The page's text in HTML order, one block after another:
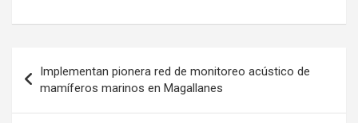
de
entradas
Implementan pionera red de monitoreo acústico de
mamíferos marinos en Magallanes